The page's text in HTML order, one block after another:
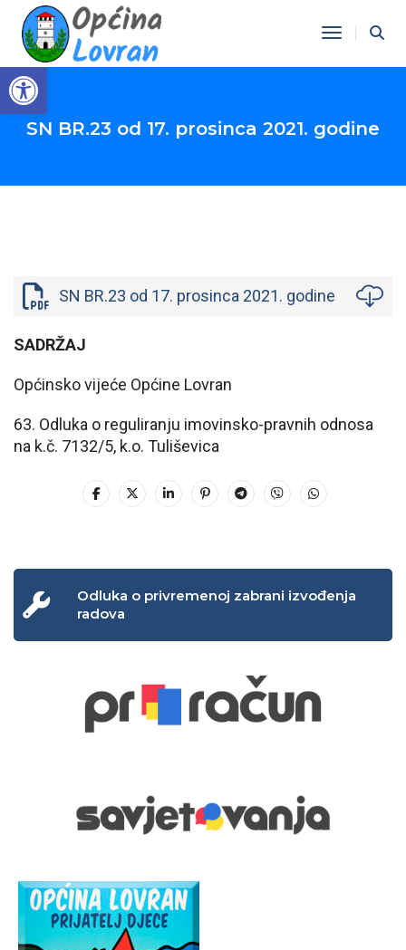
Open toolbar
Toggle
SN BR.23 od 17. prosinca 2021. godine
SN BR.23 od 17. prosinca 2021. godine
SADRŽAJ
Općinsko vijeće Općine Lovran
63. Odluka o reguliranju imovinsko-pravnih odnosa
na k.č. 7132/5, k.o. Tuliševica
Odluka o privremenoj zabrani izvođenja
radova